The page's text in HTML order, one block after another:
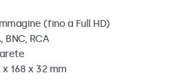
(fino a Full HD)
BNC, RCA
168 x 32 mm